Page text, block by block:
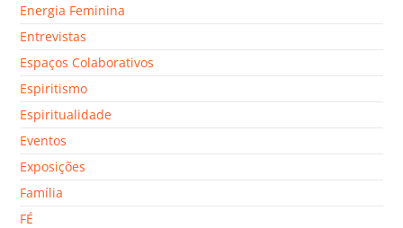
Energia Feminina
Entrevistas
Espaços Colaborativos
Espiritismo
Espiritualidade
Eventos
Exposições
Família
FÉ